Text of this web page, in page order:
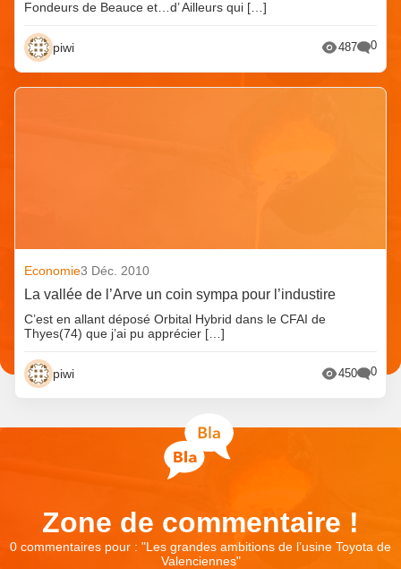
Fondeurs de Beauce et…d’ Ailleurs qui […]
piwi 487 0
Economie3 Déc. 2010
La vallée de l’Arve un coin sympa pour l’industire
C’est en allant déposé Orbital Hybrid dans le CFAI de
Thyes(74) que j’ai pu apprécier […]
piwi 450 0
Zone de commentaire !
0 commentaires pour : "Les grandes ambitions de l’usine Toyota de
Valenciennes"